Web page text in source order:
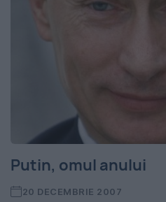
Putin, omul anului
20 DECEMBRIE 2007